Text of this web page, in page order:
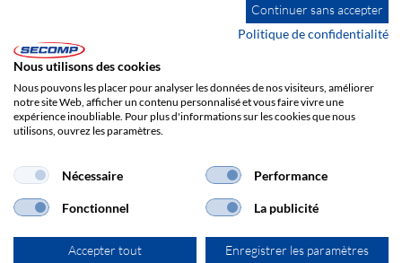
Impression Responsabilité
Continuer sans accepter
Politique de confidentialité
Nous utilisons des cookies
Nous pouvons les placer pour analyser les données de nos visiteurs, améliorer
notre site Web, afficher un contenu personnalisé et vous faire vivre une
expérience inoubliable. Pour plus d'informations sur les cookies que nous
utilisons, ouvrez les paramètres.
Nécessaire Performance
Fonctionnel La publicité
Accepter tout Enregistrer les paramètres